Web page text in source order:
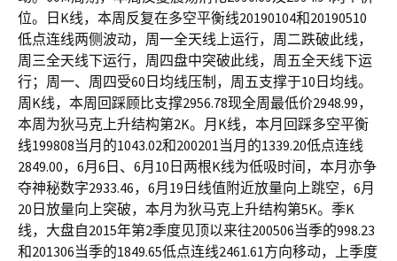
位。日K线，本周反复在多空平衡线20190104和20190510
低点连线两侧波动，周一全天线上运行，周二跌破此线，
周三全天线下运行，周四盘中突破此线，周五全天线下运
行；周一、周四受60日均线压制，周五支撑于10日均线。
周K线，本周回踩顾比支撑2956.78现全周最低价2948.99，
本周为狄马克上升结构第2K。月K线，本月回踩多空平衡
线199808当月的1043.02和200201当月的1339.20低点连线
2849.00，6月6日、6月10日两根K线为低吸时间，本月亦争
夺神秘数字2933.46，6月19日线值附近放量向上跳空，6月
20日放量向上突破，本月为狄马克上升结构第5K。季K
线，大盘自2015年第2季度见顶以来往200506当季的998.23
和201306当季的1849.65低点连线2461.61方向移动，上季度